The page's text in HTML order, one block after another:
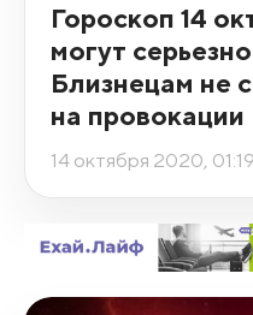
Гороскоп 14
могут
Близнецам не
на провокации
14 октября 2020, 01:19